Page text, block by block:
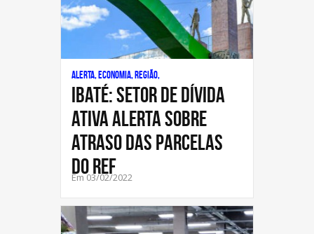
Alerta, Economia, Região,
IBATÉ: Setor de Dívida
Ativa alerta sobre
atraso das parcelas
do REF
Em 03/02/2022